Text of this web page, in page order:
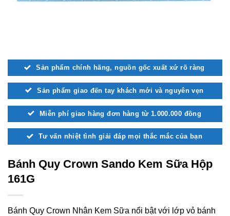
Sản phẩm chính hãng, nguồn gốc xuất xứ rõ ràng
Sản phẩm giao đến tay khách mới và nguyên vẹn
Miễn phí giao hàng đơn hàng từ 1.000.000 đồng
Tư vấn nhiệt tình giải đáp mọi thắc mắc của bạn
Bánh Quy Crown Sando Kem Sữa Hộp
161G
Bánh Quy Crown Nhân Kem Sữa nổi bật với lớp vỏ bánh